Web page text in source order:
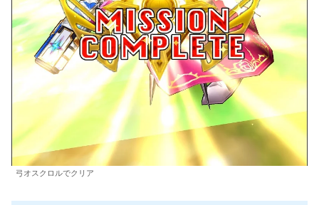
弓オスクロルでクリア